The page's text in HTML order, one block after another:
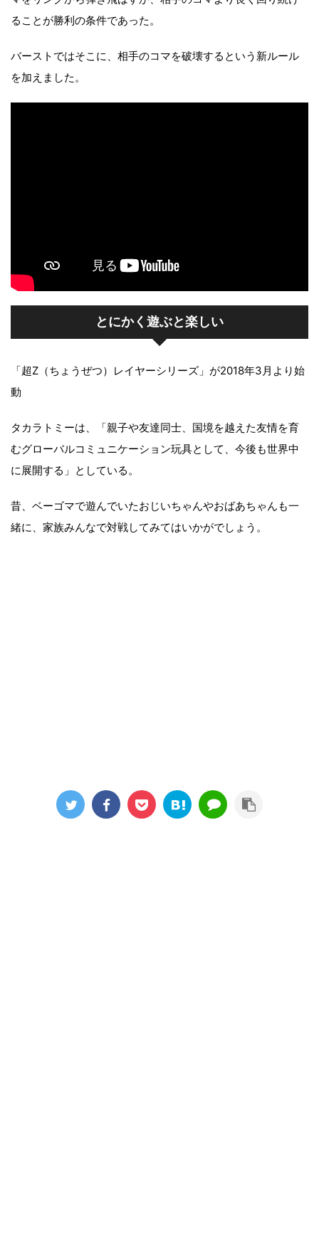
ることが勝利の条件であった。
バーストではそこに、相手のコマを破壊するという新ルール
を加えました。
とにかく遊ぶと楽しい
「超Z（ちょうぜつ）レイヤーシリーズ」が2018年3月より始
動
タカラトミーは、「親子や友達同士、国境を越えた友情を育
むグローバルコミュニケーション玩具として、今後も世界中
に展開する」としている。
昔、ベーゴマで遊んでいたおじいちゃんやおばあちゃんも一
緒に、家族みんなで対戦してみてはいかがでしょう。